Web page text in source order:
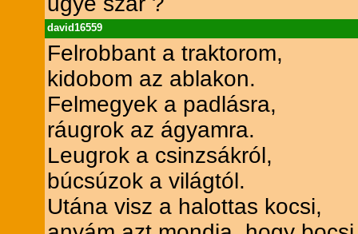
david16559
Felrobbant a traktorom,
kidobom az ablakon.
Felmegyek a padlásra,
ráugrok az ágyamra.
Leugrok a csinzsákról,
búcsúzok a világtól.
Utána visz a halottas kocsi,